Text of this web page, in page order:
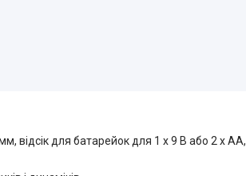
відсік для батарейок для 1 x 9 В або 2 x AA,